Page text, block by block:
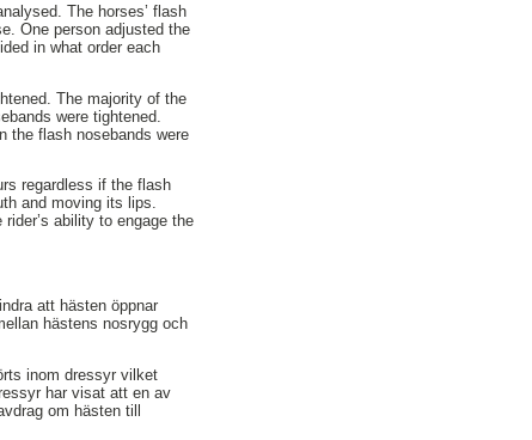
The horses’ flash
One person adjusted the
in what order each
The majority of the
were tightened.
the flash nosebands were
regardless if the flash
and moving its lips.
ability to engage the
att hästen öppnar
hästens nosrygg och
inom dressyr vilket
har visat att en av
om hästen till